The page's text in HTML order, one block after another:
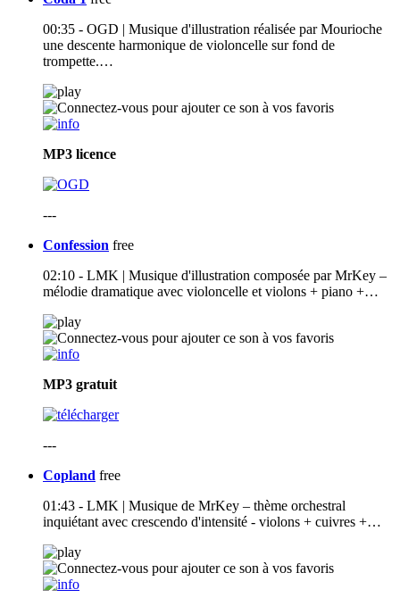
00:35 - OGD | Musique d'illustration réalisée par Mourioche
une descente harmonique de violoncelle sur fond de
trompette.…
MP3 licence
---
Confession free
02:10 - LMK | Musique d'illustration composée par MrKey –
mélodie dramatique avec violoncelle et violons + piano +…
MP3 gratuit
---
Copland free
01:43 - LMK | Musique de MrKey – thème orchestral
inquiétant avec crescendo d'intensité - violons + cuivres +…